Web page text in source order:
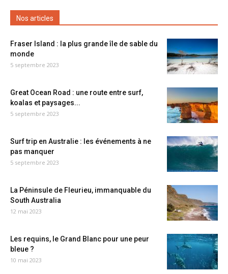
Nos articles
Fraser Island : la plus grande île de sable du
monde
5 septembre 2023
Great Ocean Road : une route entre surf,
koalas et paysages...
5 septembre 2023
Surf trip en Australie : les événements à ne
pas manquer
5 septembre 2023
La Péninsule de Fleurieu, immanquable du
South Australia
12 mai 2023
Les requins, le Grand Blanc pour une peur
bleue ?
10 mai 2023